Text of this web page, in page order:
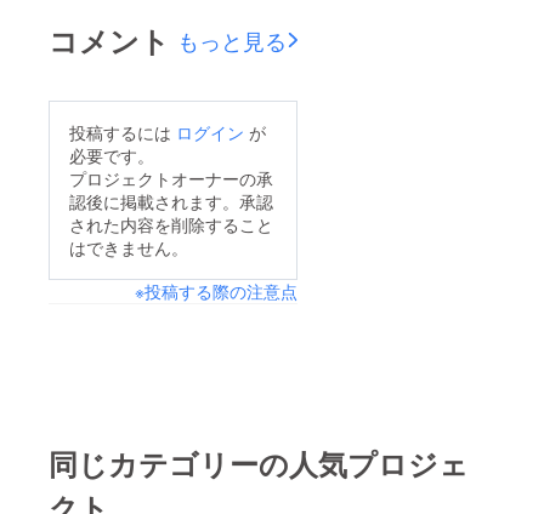
コメント もっと見る
投稿するには ログイン が
必要です。
プロジェクトオーナーの承
認後に掲載されます。承認
された内容を削除すること
はできません。
※投稿する際の注意点
同じカテゴリーの人気プロジェ